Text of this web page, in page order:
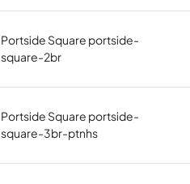
Portside Square portside-
square-2br
Portside Square portside-
square-3br-ptnhs